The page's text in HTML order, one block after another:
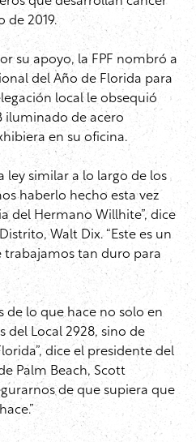
de 2019.
su apoyo, la FPF nombró a
del Año de Florida para
local le obsequió
iluminado de acero
en su oficina.
ley similar a lo largo de los
haberlo hecho esta vez
del Hermano Willhite”, dice
Walt Dix. “Este es un
tan duro para
de lo que hace no solo en
Local 2928, sino de
dice el presidente del
Palm Beach, Scott
de que supiera que